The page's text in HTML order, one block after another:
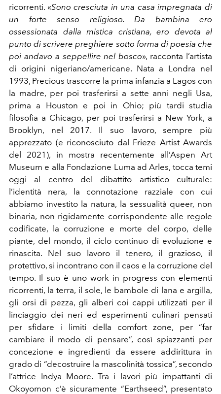
ricorrenti. «Sono cresciuta in una casa impregnata di
un forte senso religioso. Da bambina ero
ossessionata dalla mistica cristiana, ero devota al
punto di scrivere preghiere sotto forma di poesia che
poi andavo a seppellire nel bosco», racconta l’artista
di origini nigeriano/americane. Nata a Londra nel
1993, Precious trascorre la prima infanzia a Lagos con
la madre, per poi trasferirsi a sette anni negli Usa,
prima a Houston e poi in Ohio; più tardi studia
filosofia a Chicago, per poi trasferirsi a New York, a
Brooklyn, nel 2017. Il suo lavoro, sempre più
apprezzato (e riconosciuto dal Frieze Artist Awards
del 2021), in mostra recentemente all’Aspen Art
Museum e alla Fondazione Luma ad Arles, tocca temi
oggi al centro del dibattito artistico culturale:
l’identità nera, la connotazione razziale con cui
abbiamo investito la natura, la sessualità queer, non
binaria, non rigidamente corrispondente alle regole
codificate, la corruzione e morte del corpo, delle
piante, del mondo, il ciclo continuo di evoluzione e
rinascita. Nel suo lavoro il tenero, il grazioso, il
protettivo, si incontrano con il caos e la corruzione del
tempo. Il suo è uno work in progress con elementi
ricorrenti, la terra, il sole, le bambole di lana e argilla,
gli orsi di pezza, gli alberi coi cappi utilizzati per il
linciaggio dei neri ed esperimenti culinari pensati
per sfidare i limiti della comfort zone, per “far
cambiare il modo di pensare”, così spiazzanti per
concezione e ingredienti da essere addirittura in
grado di “decostruire la mascolinità tossica”, secondo
l’attrice Indya Moore. Tra i lavori più impattanti di
Okoyomon c’è sicuramente “Earthseed”, presentato